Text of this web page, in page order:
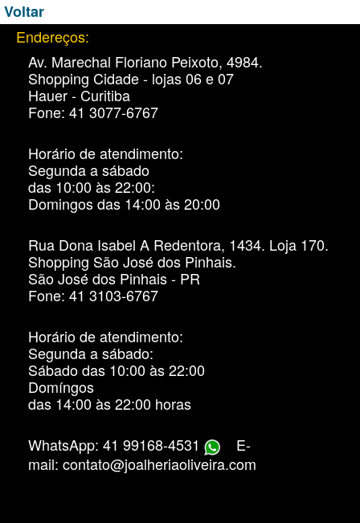
Voltar
Endereços:
Av. Marechal Floriano Peixoto, 4984.
Shopping Cidade - lojas 06 e 07
Hauer - Curitiba
Fone: 41 3077-6767
Horário de atendimento:
Segunda a sábado
das 10:00 às 22:00:
Domingos das 14:00 às 20:00
Rua Dona Isabel A Redentora, 1434. Loja 170.
Shopping São José dos Pinhais.
São José dos Pinhais - PR
Fone: 41 3103-6767
Horário de atendimento:
Segunda a sábado:
Sábado das 10:00 às 22:00
Domíngos
das 14:00 às 22:00 horas
WhatsApp: 41 99168-4531
E-
mail: contato@joalheriaoliveira.com